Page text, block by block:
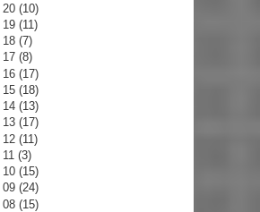
20(10)
19(11)
18(7)
17(8)
16(17)
15(18)
14(13)
13(17)
12(11)
11(3)
10(15)
09(24)
08(15)